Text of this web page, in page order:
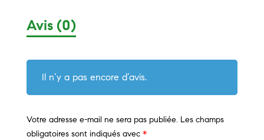
Avis (0)
Il n’y a pas encore d’avis.
Votre adresse e-mail ne sera pas publiée. Les champs
obligatoires sont indiqués avec *